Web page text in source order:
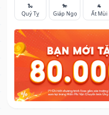
🐍
Quý Tỵ
🐎
Giáp Ngọ
🐐
Ất Mùi